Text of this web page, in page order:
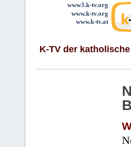
www3.k-tv.org
www.k-tv.org
www.k-tv.at
K-TV der